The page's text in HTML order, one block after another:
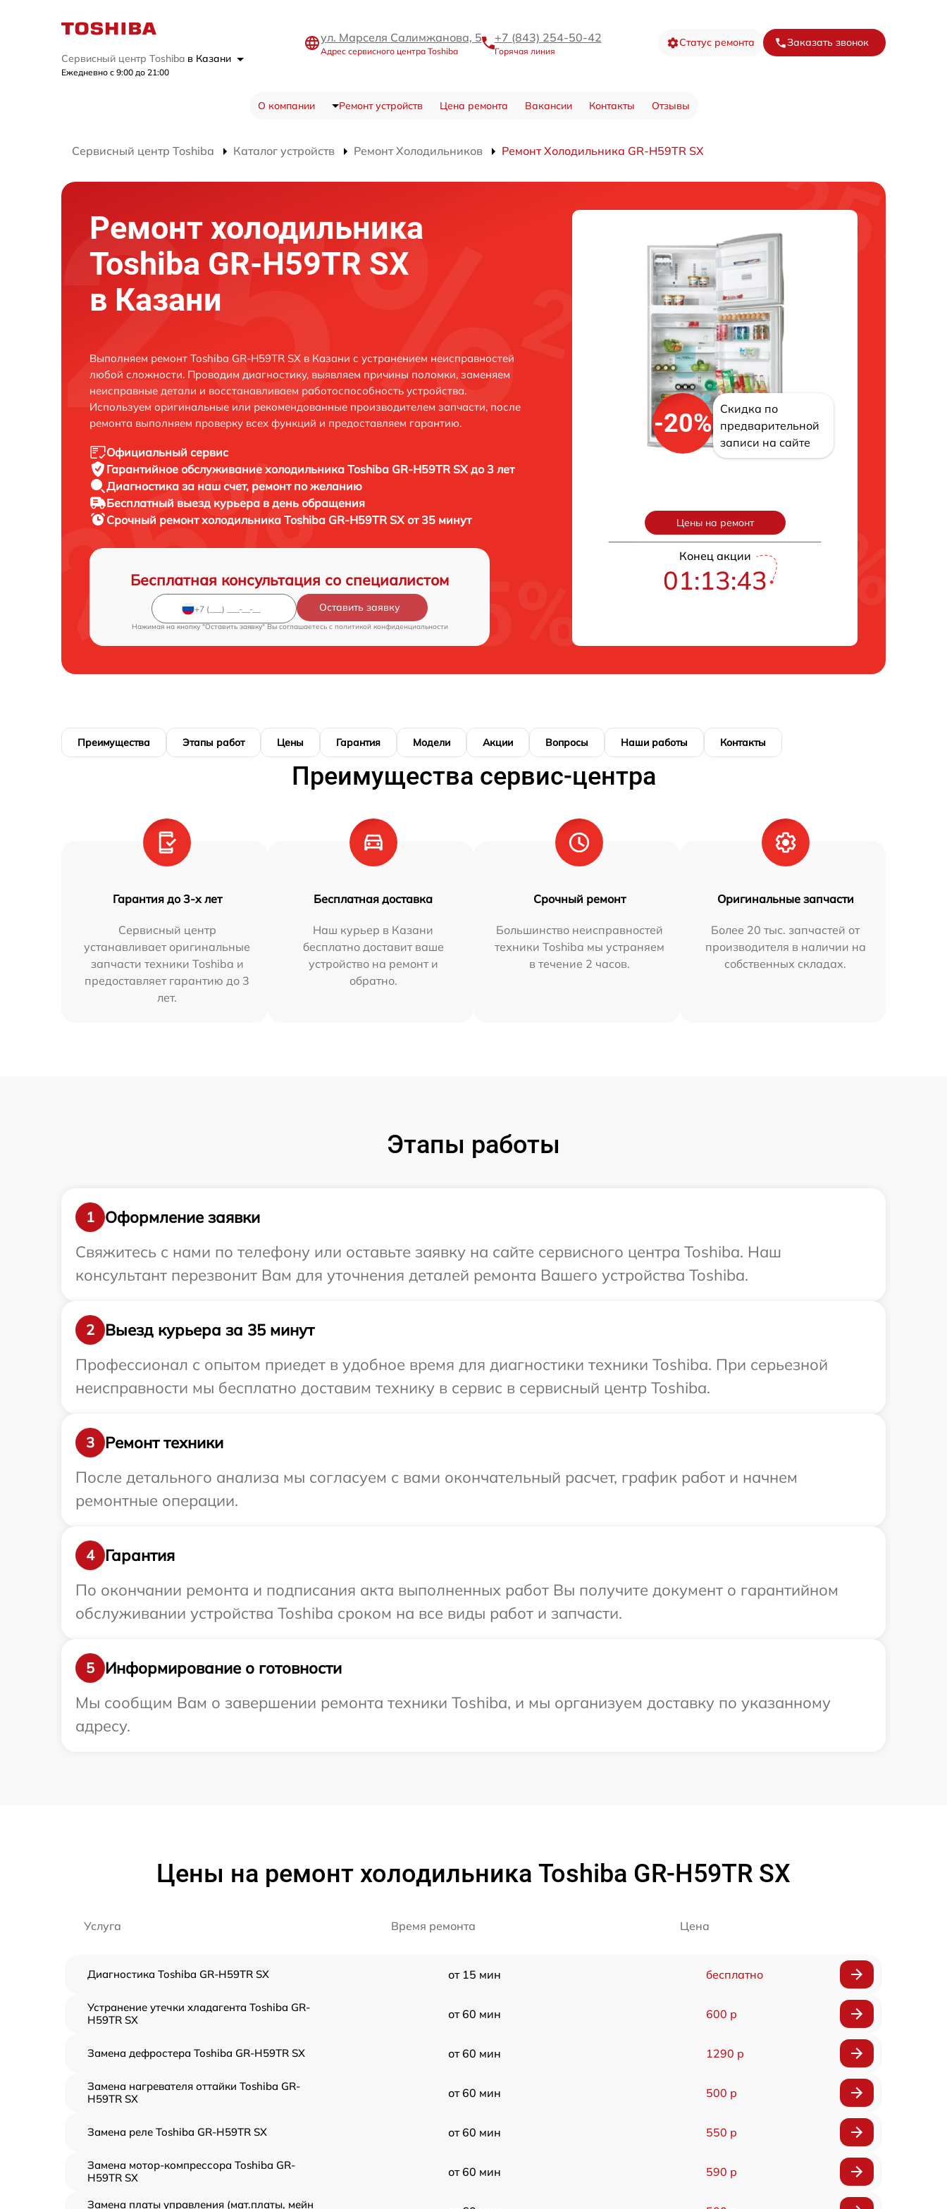
Сервисный центр Toshiba в Казани
Ежедневно с 9:00 до 21:00
ул. Марселя Салимжанова, 5
Адрес сервисного центра Toshiba
+7 (843) 254-50-42
Горячая линия
Статус ремонта Заказать звонок
О компании Ремонт устройств Цена ремонта Вакансии Контакты Отзывы
Сервисный центр Toshiba Каталог устройств Ремонт Холодильников Ремонт Холодильника GR-H59TR SX
Ремонт холодильника
Toshiba GR-H59TR SX
в Казани
Выполняем ремонт Toshiba GR-H59TR SX в Казани с устранением неисправностей
любой сложности. Проводим диагностику, выявляем причины поломки, заменяем
неисправные детали и восстанавливаем работоспособность устройства.
Используем оригинальные или рекомендованные производителем запчасти, после
ремонта выполняем проверку всех функций и предоставляем гарантию.
Официальный сервис
Гарантийное обслуживание холодильника Toshiba GR-H59TR SX до 3 лет
Диагностика за наш счет, ремонт по желанию
Бесплатный выезд курьера в день обращения
Срочный ремонтхолодильника Toshiba GR-H59TR SX от 35 минут
Бесплатная консультация со специалистом
Оставить заявку
Нажимая на кнопку "Оставить заявку" Вы соглашаетесь c политикой конфиденциальности
-20%
Скидка по
предварительной
записи на сайте
Цены на ремонт
Конец акции
01:13:42
Преимущества Этапы работ Цены Гарантия Модели Акции Вопросы Наши работы Контакты
Преимущества сервис-центра
Гарантия до 3-х лет
Сервисный центр
устанавливает оригинальные
запчасти техники Toshiba и
предоставляет гарантию до 3
лет.
Бесплатная доставка
Наш курьер в Казани
бесплатно доставит ваше
устройство на ремонт и
обратно.
Срочный ремонт
Большинство неисправностей
техники Toshiba мы устраняем
в течение 2 часов.
Оригинальные запчасти
Более 20 тыс. запчастей от
производителя в наличии на
собственных складах.
Этапы работы
1
Оформление заявки
Свяжитесь с нами по телефону или оставьте заявку на сайте сервисного центра Toshiba. Наш
консультант перезвонит Вам для уточнения деталей ремонта Вашего устройства Toshiba.
2
Выезд курьера за 35 минут
Профессионал с опытом приедет в удобное время для диагностики техники Toshiba. При серьезной
неисправности мы бесплатно доставим технику в сервис в сервисный центр Toshiba.
3
Ремонт техники
После детального анализа мы согласуем с вами окончательный расчет, график работ и начнем
ремонтные операции.
4
Гарантия
По окончании ремонта и подписания акта выполненных работ Вы получите документ о гарантийном
обслуживании устройства Toshiba сроком на все виды работ и запчасти.
5
Информирование о готовности
Мы сообщим Вам о завершении ремонта техники Toshiba, и мы организуем доставку по указанному
адресу.
Цены на ремонт холодильника Toshiba GR-H59TR SX
Услуга Время ремонта Цена
Диагностика Toshiba GR-H59TR SX от 15 мин бесплатно
Устранение утечки хладагента Toshiba GR-
H59TR SX
от 60 мин 600 р
Замена дефростера Toshiba GR-H59TR SX от 60 мин 1290 р
Замена нагревателя оттайки Toshiba GR-
H59TR SX
от 60 мин 500 р
Замена реле Toshiba GR-H59TR SX от 60 мин 550 р
Замена мотор-компрессора Toshiba GR-
H59TR SX
от 60 мин 590 р
Замена платы управления (мат.платы, мейн